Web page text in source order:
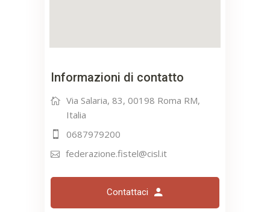
Informazioni di contatto
Via Salaria, 83, 00198 Roma RM,
Italia
0687979200
federazione.fistel@cisl.it
Contattaci